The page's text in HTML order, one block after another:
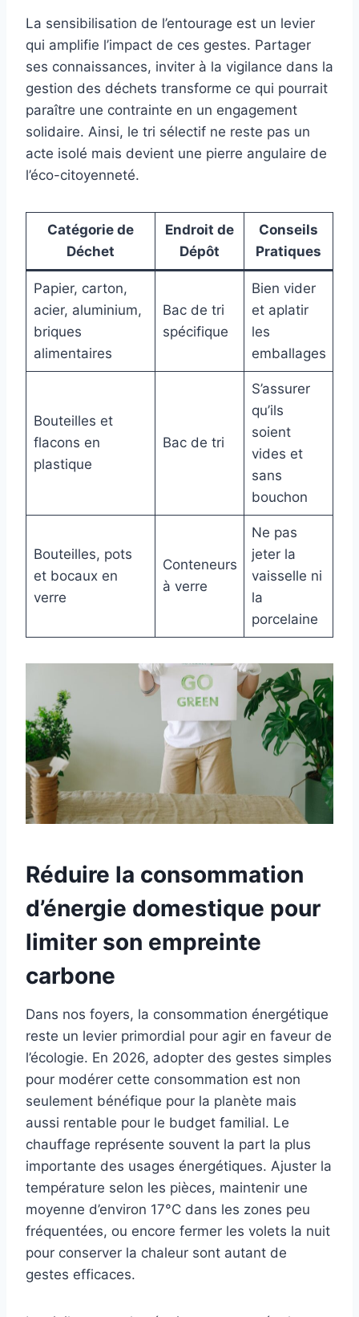
La sensibilisation de l’entourage est un levier
qui amplifie l’impact de ces gestes. Partager
ses connaissances, inviter à la vigilance dans la
gestion des déchets transforme ce qui pourrait
paraître une contrainte en un engagement
solidaire. Ainsi, le tri sélectif ne reste pas un
acte isolé mais devient une pierre angulaire de
l’éco-citoyenneté.
Catégorie de
Déchet
Endroit de
Dépôt
Conseils
Pratiques
Papier, carton,
acier, aluminium,
briques
alimentaires
Bac de tri
spécifique
Bien vider
et aplatir
les
emballages
Bouteilles et
flacons en
plastique
Bac de tri
S’assurer
qu’ils
soient
vides et
sans
bouchon
Bouteilles, pots
et bocaux en
verre
Conteneurs
à verre
Ne pas
jeter la
vaisselle ni
la
porcelaine
Réduire la consommation
d’énergie domestique pour
limiter son empreinte
carbone
Dans nos foyers, la consommation énergétique
reste un levier primordial pour agir en faveur de
l’écologie. En 2026, adopter des gestes simples
pour modérer cette consommation est non
seulement bénéfique pour la planète mais
aussi rentable pour le budget familial. Le
chauffage représente souvent la part la plus
importante des usages énergétiques. Ajuster la
température selon les pièces, maintenir une
moyenne d’environ 17°C dans les zones peu
fréquentées, ou encore fermer les volets la nuit
pour conserver la chaleur sont autant de
gestes efficaces.